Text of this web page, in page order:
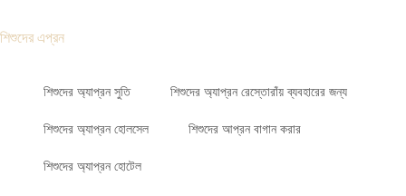
শিশুদের এপ্রন
শিশুদের অ্যাপ্রন সুতি শিশুদের অ্যাপ্রন রেস্তোরাঁয় ব্যবহারের জন্য
শিশুদের অ্যাপ্রন হোলসেল শিশুদের আপ্রন বাগান করার
শিশুদের অ্যাপ্রন হোটেল